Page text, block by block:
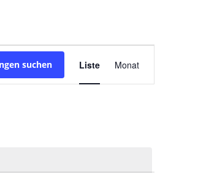
suchen Ansichten-
Navigation
Liste Monat